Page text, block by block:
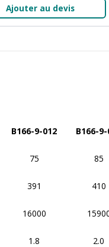
Ajouter au devis
B166-9-012 B166-
75 85
391 410
16000
1.8 2.0